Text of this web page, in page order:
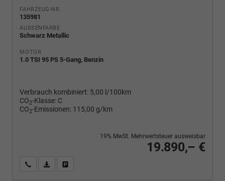
FAHRZEUG-NR.
135981
AUSSENFARBE
Schwarz Metallic
MOTOR
1.0 TSI 95 PS 5-Gang, Benzin
Verbrauch kombiniert: 5,00 l/100km
CO2-Klasse: C
CO2-Emissionen: 115,00 g/km
19.890,– €
19% MwSt. Mehrwertsteuer ausweisbar
Wir rufen Sie anPDF-Fahrzeugexposé drucken